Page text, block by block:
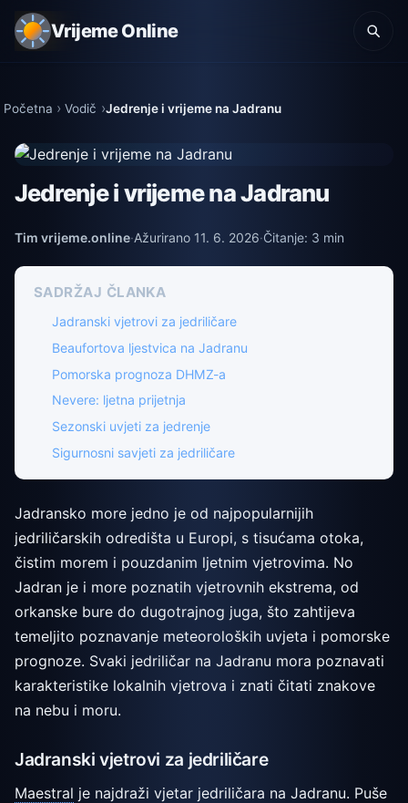
Vrijeme Online
Početna Vodič Jedrenje i vrijeme na Jadranu
Jedrenje i vrijeme na Jadranu
Tim vrijeme.online·Ažurirano 11. 6. 2026·Čitanje: 3 min
SADRŽAJ ČLANKA
Jadranski vjetrovi za jedriličare
Beaufortova ljestvica na Jadranu
Pomorska prognoza DHMZ-a
Nevere: ljetna prijetnja
Sezonski uvjeti za jedrenje
Sigurnosni savjeti za jedriličare
Jadransko more jedno je od najpopularnijih
jedriličarskih odredišta u Europi, s tisućama otoka,
čistim morem i pouzdanim ljetnim vjetrovima. No
Jadran je i more poznatih vjetrovnih ekstrema, od
orkanske bure do dugotrajnog juga, što zahtijeva
temeljito poznavanje meteoroloških uvjeta i pomorske
prognoze. Svaki jedriličar na Jadranu mora poznavati
karakteristike lokalnih vjetrova i znati čitati znakove
na nebu i moru.
Jadranski vjetrovi za jedriličare
Maestral je najdraži vjetar jedriličara na Jadranu. Puše